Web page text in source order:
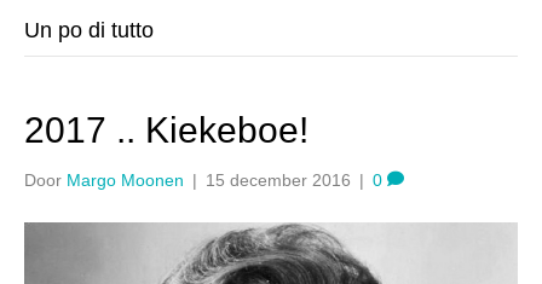
Un po di tutto
2017 .. Kiekeboe!
Door Margo Moonen | 15 december 2016 | 0